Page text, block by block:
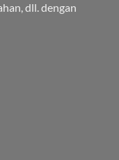
dll. dengan